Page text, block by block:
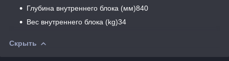
Глубина внутреннего блока (мм)840
Вес внутреннего блока (kg)34
Скрыть